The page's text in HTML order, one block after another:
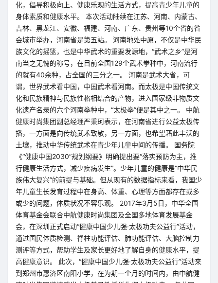
化，倡导积极向上、健康乐观的生活方式，提高青少年儿童的
身体素质和健康水平。 本次活动陆续在江苏、河南、内蒙古、
吉林、黑龙江、安徽、福建、河南、广东、贵州等10个省的省
会城市举办，河南省是第五站。 河南地处中原，不仅是中华民
族文化的摇篮，也是中华武术的重要发源地，“武术之乡”是河
南当之无愧的称号，在目前全国129个武术拳种中，河南流行
的就有40余种，占全国的三分之一。 河南是武术大省，可
谓，世界武术看中国，中国武术看河南。而太极是中国传统文
化和民族精神与民族性格相结合的产物，进入国家级非物质文
化遗产名录的六个河南拳种中，“太极拳”便是其中之一。 中航
健康时尚集团副总经理严秉珂表示，在河南省进行公益太极传
播，一方面是向传统武术致敬，另一方面，也希望藉此丰沃的
土壤，推动中华传统武术在青少年儿童中间的传播。 国务院
《“健康中国2030”规划纲要》明确提出要“落实预防为主，推
行健康生活方式，减少疾病发生”。少年儿童的健康是“中华民
族伟大复兴”的前提与基础。但从现有的数据指标来看，我国少
年儿童生长发育过程中在身高、体重、心理等方面都存在或多
或少的问题，体质状况不容乐观。 2017年3月5日，中华全国
体育基金会联合中航健康时尚集团及全国多地体育发展基金
会，在深圳正式启动“健康中国少儿强·太极功夫公益行”活动，
通过国民体质检测、脊柱功能评估、肺功能评估、大脑控制力
测评等方式，帮助学生及家长更好地了解自身的健康水平，提
高健康意识。 此次，“健康中国少儿强·太极功夫公益行”活动来
到郑州市惠济区南阳小学，在为期一个月的时间内，由中航健